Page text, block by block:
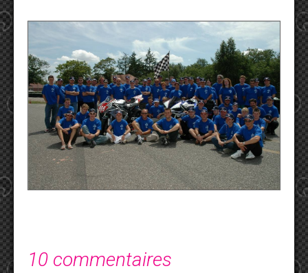
10 commentaires